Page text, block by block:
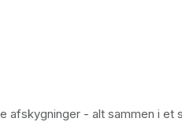
afskygninger - alt sammen i